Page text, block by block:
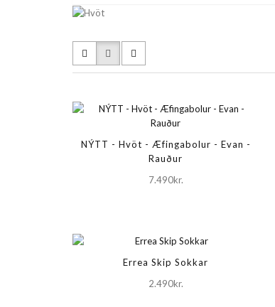
NÝTT - Hvöt - Æfingabolur - Evan -
Rauður
7.490kr.
Errea Skip Sokkar
2.490kr.